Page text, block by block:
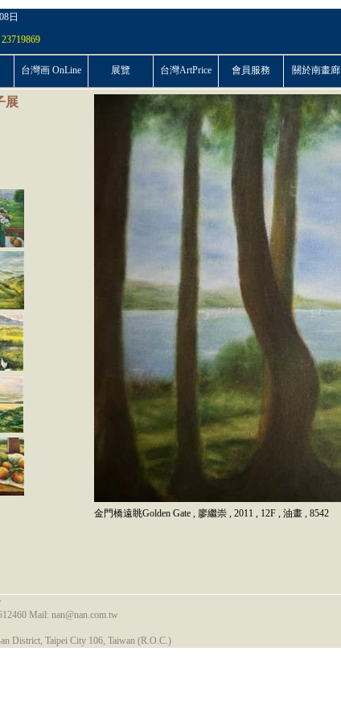
日
23719869
台灣画 OnLine 展覽 台灣ArtPrice 會員服務 關於南畫廊
展
金門橋遠眺Golden Gate , 廖繼崇 , 2011 , 12F , 油畫 , 8542
Mail: nan@nan.com.tw
District, Taipei City 106, Taiwan (R.O.C.)